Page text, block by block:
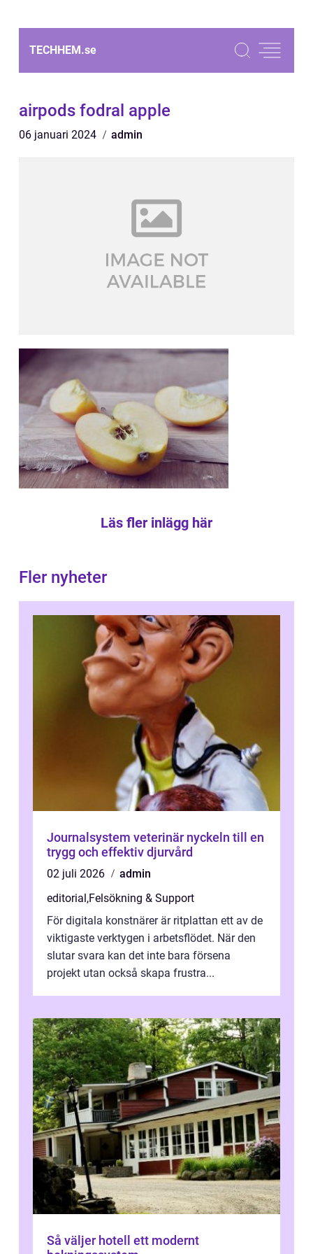
TECHHEM.se
airpods fodral apple
06 januari 2024 admin
Läs fler inlägg här
Fler nyheter
Journalsystem veterinär nyckeln till en
trygg och effektiv djurvård
02 juli 2026
admin
editorial,Felsökning & Support
För digitala konstnärer är ritplattan ett av de
viktigaste verktygen i arbetsflödet. När den
slutar svara kan det inte bara försena
projekt utan också skapa frustra...
Så väljer hotell ett modernt